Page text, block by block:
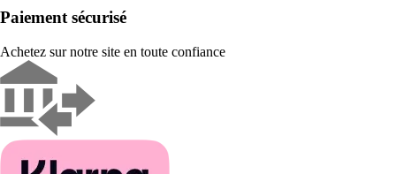
Paiement sécurisé
Achetez sur notre site en toute confiance